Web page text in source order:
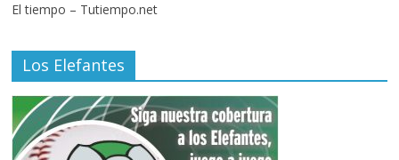
El tiempo – Tutiempo.net
Los Elefantes